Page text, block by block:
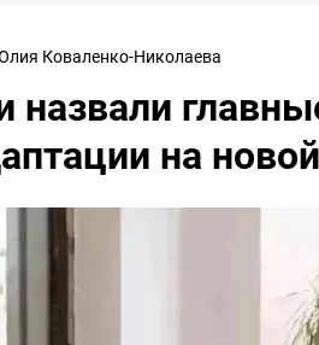
Коваленко-Николаева
назвали
на